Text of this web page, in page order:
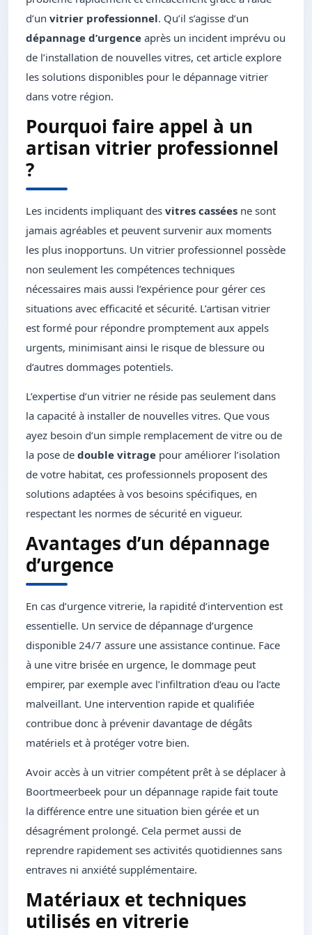
d’un vitrier professionnel. Qu’il s’agisse d’un
dépannage d’urgence après un incident imprévu ou
de l’installation de nouvelles vitres, cet article explore
les solutions disponibles pour le dépannage vitrier
dans votre région.
Pourquoi faire appel à un
artisan vitrier professionnel
?
Les incidents impliquant des vitres cassées ne sont
jamais agréables et peuvent survenir aux moments
les plus inopportuns. Un vitrier professionnel possède
non seulement les compétences techniques
nécessaires mais aussi l’expérience pour gérer ces
situations avec efficacité et sécurité. L’artisan vitrier
est formé pour répondre promptement aux appels
urgents, minimisant ainsi le risque de blessure ou
d’autres dommages potentiels.
L’expertise d’un vitrier ne réside pas seulement dans
la capacité à installer de nouvelles vitres. Que vous
ayez besoin d’un simple remplacement de vitre ou de
la pose de double vitrage pour améliorer l’isolation
de votre habitat, ces professionnels proposent des
solutions adaptées à vos besoins spécifiques, en
respectant les normes de sécurité en vigueur.
Avantages d’un dépannage
d’urgence
En cas d’urgence vitrerie, la rapidité d’intervention est
essentielle. Un service de dépannage d’urgence
disponible 24/7 assure une assistance continue. Face
à une vitre brisée en urgence, le dommage peut
empirer, par exemple avec l’infiltration d’eau ou l’acte
malveillant. Une intervention rapide et qualifiée
contribue donc à prévenir davantage de dégâts
matériels et à protéger votre bien.
Avoir accès à un vitrier compétent prêt à se déplacer à
Boortmeerbeek pour un dépannage rapide fait toute
la différence entre une situation bien gérée et un
désagrément prolongé. Cela permet aussi de
reprendre rapidement ses activités quotidiennes sans
entraves ni anxiété supplémentaire.
Matériaux et techniques
utilisés en vitrerie